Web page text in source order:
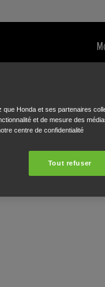
Honda et ses partenaires
et de mesure des
centre de confidentialité
Tout refuser